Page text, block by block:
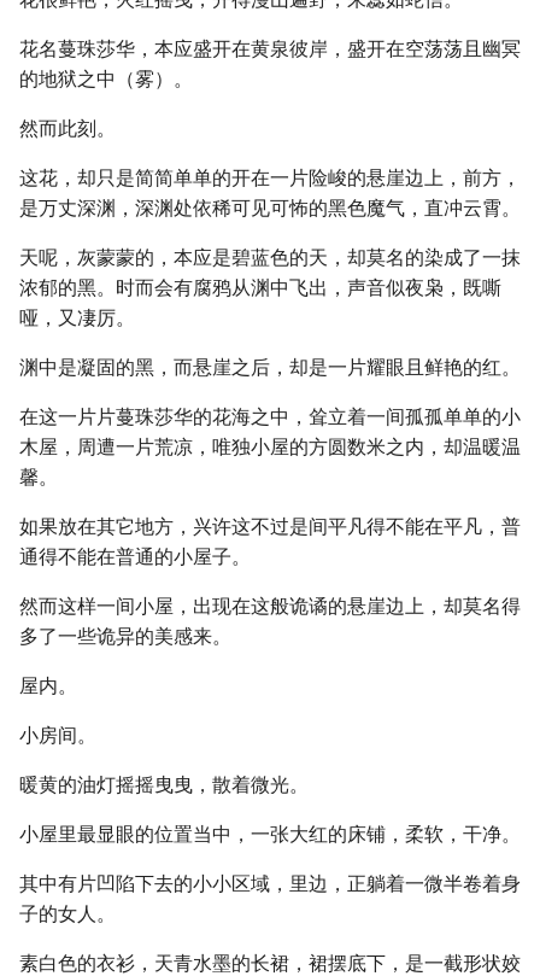
花名蔓珠莎华，本应盛开在黄泉彼岸，盛开在空荡荡且幽冥
的地狱之中（雾）。
然而此刻。
这花，却只是简简单单的开在一片险峻的悬崖边上，前方，
是万丈深渊，深渊处依稀可见可怖的黑色魔气，直冲云霄。
天呢，灰蒙蒙的，本应是碧蓝色的天，却莫名的染成了一抹
浓郁的黑。时而会有腐鸦从渊中飞出，声音似夜枭，既嘶
哑，又凄厉。
渊中是凝固的黑，而悬崖之后，却是一片耀眼且鲜艳的红。
在这一片片蔓珠莎华的花海之中，耸立着一间孤孤单单的小
木屋，周遭一片荒凉，唯独小屋的方圆数米之内，却温暖温
馨。
如果放在其它地方，兴许这不过是间平凡得不能在平凡，普
通得不能在普通的小屋子。
然而这样一间小屋，出现在这般诡谲的悬崖边上，却莫名得
多了一些诡异的美感来。
屋内。
小房间。
暖黄的油灯摇摇曳曳，散着微光。
小屋里最显眼的位置当中，一张大红的床铺，柔软，干净。
其中有片凹陷下去的小小区域，里边，正躺着一微半卷着身
子的女人。
素白色的衣衫，天青水墨的长裙，裙摆底下，是一截形状姣